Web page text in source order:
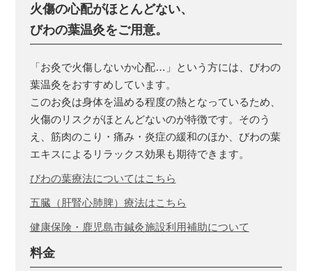
火傷の心配がほとんどない、
びわの葉温灸をご用意。
「お灸で火傷しないか心配…」という方には、びわの
葉温灸をおすすめしています。
このお灸は身体を温める程度の熱となっているため、
火傷のリスクがほとんどないのが特徴です。そのう
え、筋肉のこり・痛み・炎症の緩和のほか、びわの葉
エキスによるリラックス効果も期待できます。
びわの葉療法についてはこちら
五臓（肝腎心肺脾）療法はこちら
健康保険・鹿児島市鍼灸施設利用補助について
料金